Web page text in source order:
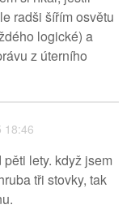
radši šířím osvětu
logické) a
z úterního
18:46
lety. když jsem
tři stovky, tak